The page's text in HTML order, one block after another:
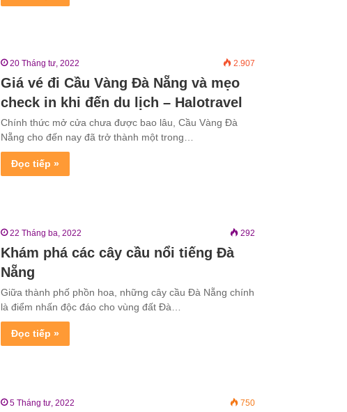
20 Tháng tư, 2022 2.907
Giá vé đi Cầu Vàng Đà Nẵng và mẹo
check in khi đến du lịch – Halotravel
Chính thức mở cửa chưa được bao lâu, Cầu Vàng Đà
Nẵng cho đến nay đã trở thành một trong…
Đọc tiếp »
22 Tháng ba, 2022 292
Khám phá các cây cầu nổi tiếng Đà
Nẵng
Giữa thành phố phồn hoa, những cây cầu Đà Nẵng chính
là điểm nhấn độc đáo cho vùng đất Đà…
Đọc tiếp »
5 Tháng tư, 2022 750